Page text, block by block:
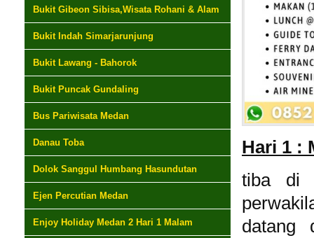
Bukit Gibeon Sibisa,Wisata Rohani & Alam
Bukit Indah Simarjarunjung
Bukit Lawang - Bahorok
Bukit Puncak Gundaling
Bus Pariwisata Medan
Danau Toba
Dolok Sanggul Humbang Hasundutan
Ejen Percutian Medan
Enjoy Holiday Medan 2 Hari 1 Malam
Hari 1 :
tiba di
datang